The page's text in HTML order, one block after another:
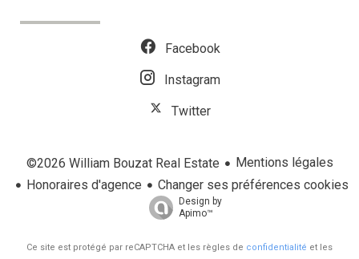
Facebook
Instagram
Twitter
©2026 William Bouzat Real Estate
Mentions légales
Honoraires d'agence
Changer ses préférences cookies
Design by
Apimo™
Ce site est protégé par reCAPTCHA et les règles de confidentialité et les